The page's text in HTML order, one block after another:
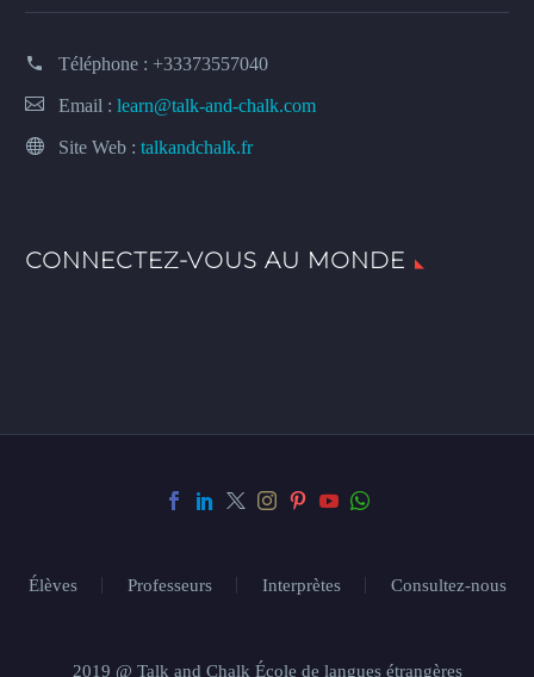
Téléphone : +33373557040
Email : learn@talk-and-chalk.com
Site Web : talkandchalk.fr
CONNECTEZ-VOUS AU MONDE
Élèves Professeurs Interprètes Consultez-nous
2019 @ Talk and Chalk École de langues étrangères